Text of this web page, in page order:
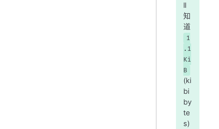
ll
知
道
1
.1
Ki
B
(ki
bi
by
te
s)